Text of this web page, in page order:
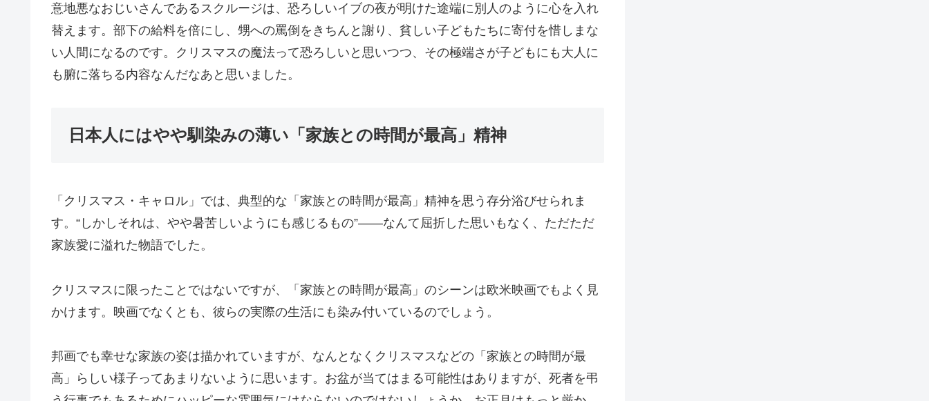
意地悪なおじいさんであるスクルージは、恐ろしいイブの夜が明けた途端に別人のように心を入れ
替えます。部下の給料を倍にし、甥への罵倒をきちんと謝り、貧しい子どもたちに寄付を惜しまな
い人間になるのです。クリスマスの魔法って恐ろしいと思いつつ、その極端さが子どもにも大人に
も腑に落ちる内容なんだなあと思いました。
日本人にはやや馴染みの薄い「家族との時間が最高」精神
「クリスマス・キャロル」では、典型的な「家族との時間が最高」精神を思う存分浴びせられま
す。“しかしそれは、やや暑苦しいようにも感じるもの”――なんて屈折した思いもなく、ただただ
家族愛に溢れた物語でした。
クリスマスに限ったことではないですが、「家族との時間が最高」のシーンは欧米映画でもよく見
かけます。映画でなくとも、彼らの実際の生活にも染み付いているのでしょう。
邦画でも幸せな家族の姿は描かれていますが、なんとなくクリスマスなどの「家族との時間が最
高」らしい様子ってあまりないように思います。お盆が当てはまる可能性はありますが、死者を弔